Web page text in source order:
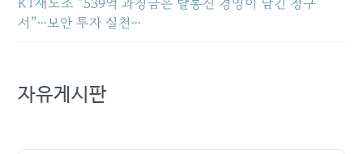
KT새노조 “539억 과징금은 탈통신 경영이 남긴 청구
서”…보안 투자 실천…
자유게시판